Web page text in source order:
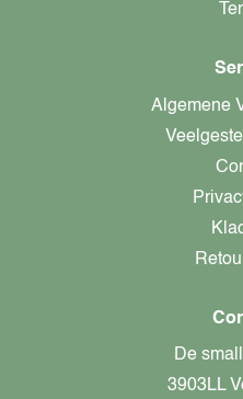
Algemene
De
3903LL